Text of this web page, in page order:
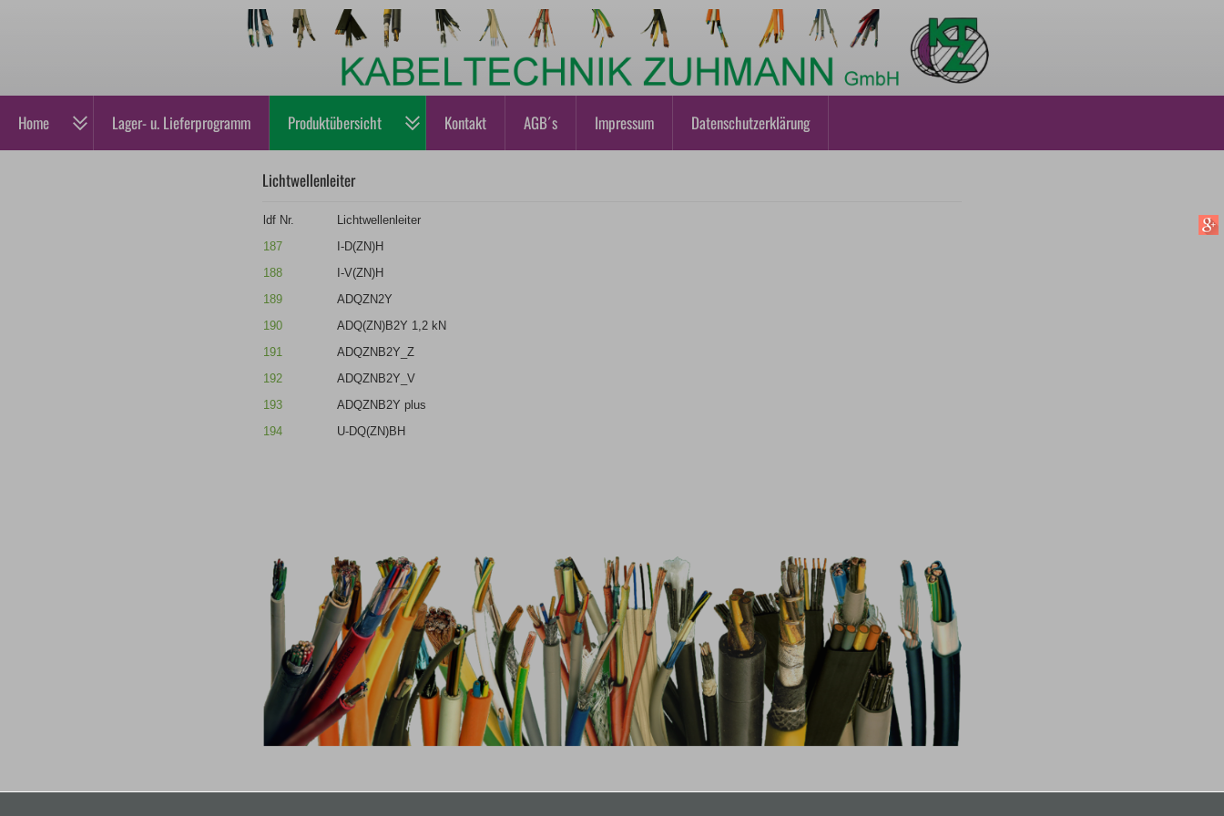
Home Lager- u. Lieferprogramm Produktübersicht Kontakt AGB´s Impressum Datenschutzerklärung
Lichtwellenleiter
ldf Nr.
Lichtwellenleiter
187
I-D(ZN)H
188
I-V(ZN)H
189
ADQZN2Y
190
ADQ(ZN)B2Y 1,2 kN
191
ADQZNB2Y_Z
192
ADQZNB2Y_V
193
ADQZNB2Y plus
194
U-DQ(ZN)BH